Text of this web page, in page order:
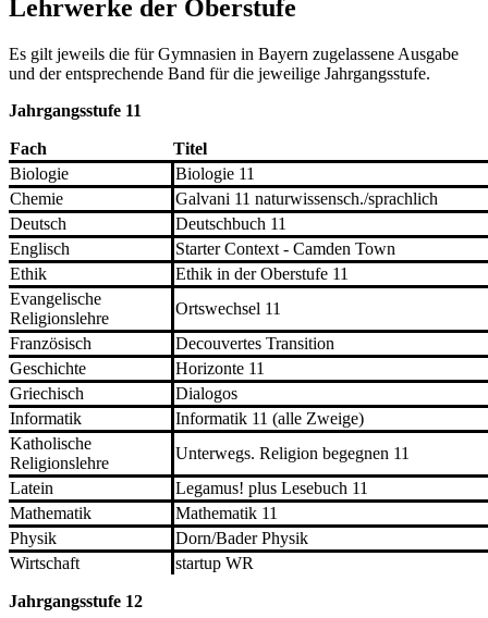
Lehrwerke der Oberstufe
Es gilt jeweils die für Gymnasien in Bayern zugelassene Ausgabe
und der entsprechende Band für die jeweilige Jahrgangsstufe.
Jahrgangsstufe 11
Fach
Titel
Biologie
Biologie 11
Chemie
Galvani 11 naturwissensch./sprachlich
Deutsch
Deutschbuch 11
Englisch
Starter Context - Camden Town
Ethik
Ethik in der Oberstufe 11
Evangelische
Religionslehre
Ortswechsel 11
Französisch
Decouvertes Transition
Geschichte
Horizonte 11
Griechisch
Dialogos
Informatik
Informatik 11 (alle Zweige)
Katholische
Religionslehre
Unterwegs. Religion begegnen 11
Latein
Legamus! plus Lesebuch 11
Mathematik
Mathematik 11
Physik
Dorn/Bader Physik
Wirtschaft
startup WR
Jahrgangsstufe 12